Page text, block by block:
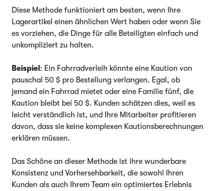
Diese Methode funktioniert am besten, wenn Ihre
Lagerartikel einen ähnlichen Wert haben oder wenn Sie
es vorziehen, die Dinge für alle Beteiligten einfach und
unkompliziert zu halten.
Beispiel : Ein Fahrradverleih könnte eine Kaution von
pauschal 50 $ pro Bestellung verlangen. Egal, ob
jemand ein Fahrrad mietet oder eine Familie fünf, die
Kaution bleibt bei 50 $. Kunden schätzen dies, weil es
leicht verständlich ist, und Ihre Mitarbeiter profitieren
davon, dass sie keine komplexen Kautionsberechnungen
erklären müssen.
Das Schöne an dieser Methode ist ihre wunderbare
Konsistenz und Vorhersehbarkeit, die sowohl Ihren
Kunden als auch Ihrem Team ein optimiertes Erlebnis